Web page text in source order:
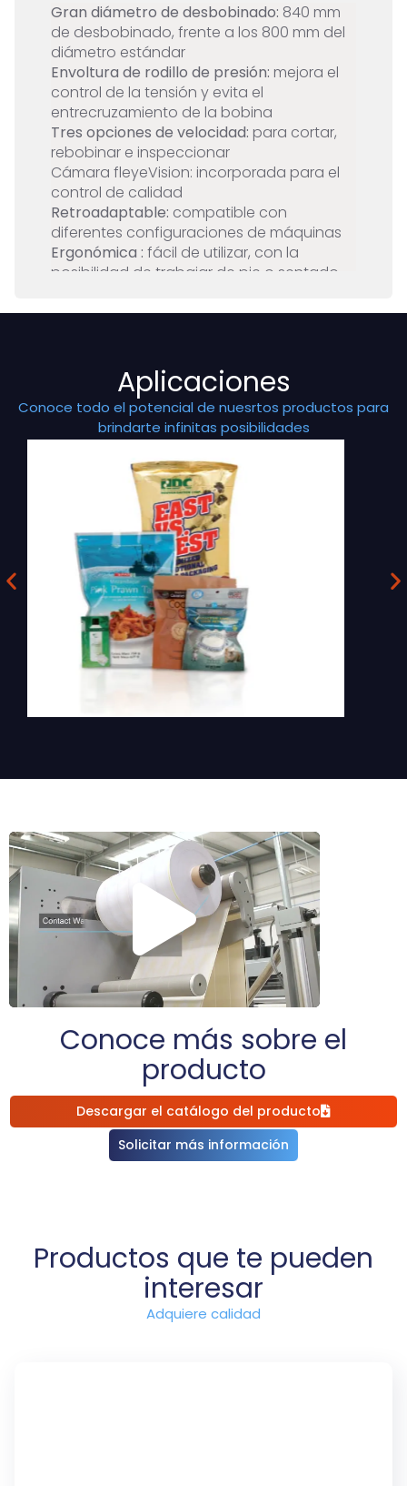
Gran diámetro de desbobinado: 840 mm
de desbobinado, frente a los 800 mm del
diámetro estándar
Envoltura de rodillo de presión: mejora el
control de la tensión y evita el
entrecruzamiento de la bobina
Tres opciones de velocidad: para cortar,
rebobinar e inspeccionar
Cámara fleyeVision: incorporada para el
control de calidad
Retroadaptable: compatible con
diferentes configuraciones de máquinas
Ergonómica : fácil de utilizar, con la
posibilidad de trabajar de pie o sentado.
Aplicaciones
Conoce todo el potencial de nuesrtos productos para
brindarte infinitas posibilidades
Conoce más sobre el
producto
Descargar el catálogo del producto
Solicitar más información
Productos que te pueden
interesar
Adquiere calidad